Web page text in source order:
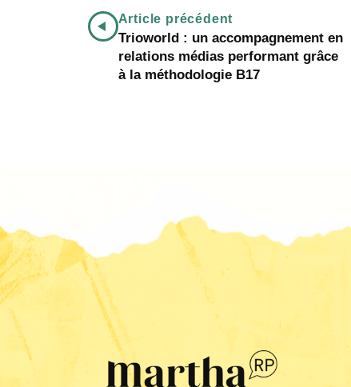
Article précédent
Trioworld : un accompagnement en
relations médias performant grâce
à la méthodologie B17